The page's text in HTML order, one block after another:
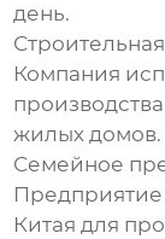
день.
Компания
жилых домов.
Семейное
Предприятие
Китая для